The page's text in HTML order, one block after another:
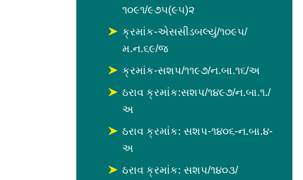
૧૦૯૧/૯૭૫(૯૫)૨
ક્રમાંક-એસસીડબલ્યું/૧૦૯૫/
મ.ન.૬૯/જ
ક્રમાંક-સશપ/૧૧૯૭/ન.બા.૧૬/અ
ઠરાવ ક્રમાંક:સશપ/૧૪૯૭/ન.બા.૧./
અ
ઠરાવ ક્રમાંક: સશપ-૧૪૦૬-ન.બા.૪-
અ
ઠરાવ ક્રમાંક: સશપ/૧૪૦૩/